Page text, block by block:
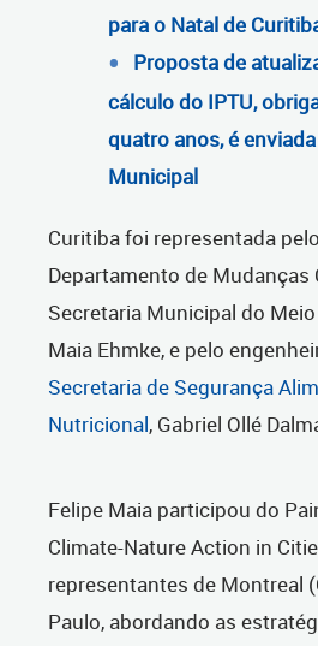
para o Natal de
Proposta de
cálculo do IPTU,
quatro anos, é
Municipal
Curitiba foi representada
Departamento de Mudanças
Secretaria Municipal do
Maia Ehmke, e pelo
Secretaria de Segurança
Nutricional, Gabriel Ollé
Felipe Maia participou do
Climate-Nature Action in
representantes de Montreal
Paulo, abordando as